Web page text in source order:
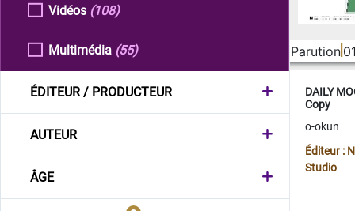
Vidéos (108)
Multimédia (55)
ÉDITEUR / PRODUCTEUR
AUTEUR
ÂGE
Parution
DAILY
Copy
o-okun
Éditeur :
Studio